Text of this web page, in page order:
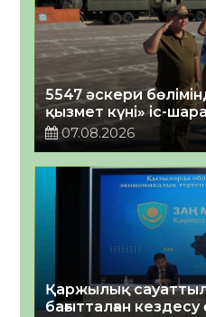
5547 әскери
қызмет күні» іс-
07.08.2026
Қаржылық
бағытталған кездесу